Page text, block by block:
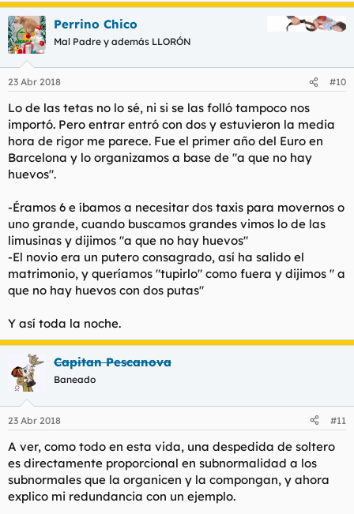
a
c
c
i
e
:
Perrino Chico
Mal Padre y además LLORÓN
23 Abr 2018 #10
Lo de las tetas no lo sé, ni si se las folló tampoco nos
importó. Pero entrar entró con dos y estuvieron la media
hora de rigor me parece. Fue el primer año del Euro en
Barcelona y lo organizamos a base de "a que no hay
huevos".
-Éramos 6 e íbamos a necesitar dos taxis para movernos o
uno grande, cuando buscamos grandes vimos lo de las
limusinas y dijimos "a que no hay huevos"
-El novio era un putero consagrado, así ha salido el
matrimonio, y queríamos "tupirlo" como fuera y dijimos " a
que no hay huevos con dos putas"
Y así toda la noche.
Capitan Pescanova
Baneado
23 Abr 2018 #11
A ver, como todo en esta vida, una despedida de soltero
es directamente proporcional en subnormalidad a los
subnormales que la organicen y la compongan, y ahora
explico mi redundancia con un ejemplo.